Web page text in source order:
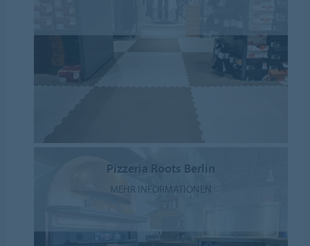
Pizzeria Roots Berlin
MEHR INFORMATIONEN